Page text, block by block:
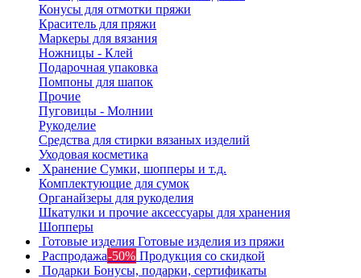
Конусы для отмотки пряжи
Краситель для пряжи
Маркеры для вязания
Ножницы - Клей
Подарочная упаковка
Помпоны для шапок
Прочие
Пуговицы - Молнии
Рукоделие
Средства для стирки вязаных изделий
Уходовая косметика
Хранение Сумки, шопперы и т.д.
Комплектующие для сумок
Органайзеры для рукоделия
Шкатулки и прочие аксессуары для хранения
Шопперы
Готовые изделия Готовые изделия из пряжи
Распродажа-50% Продукция со скидкой
Подарки Бонусы, подарки, сертификаты